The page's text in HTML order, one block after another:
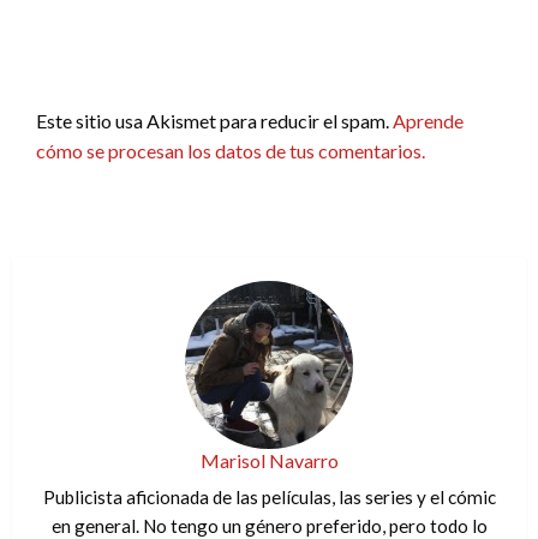
Este sitio usa Akismet para reducir el spam.Aprende
cómo se procesan los datos de tus comentarios.
Marisol Navarro
Publicista aficionada de las películas, las series y el cómic
en general. No tengo un género preferido, pero todo lo